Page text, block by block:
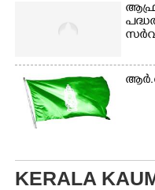
KERALA